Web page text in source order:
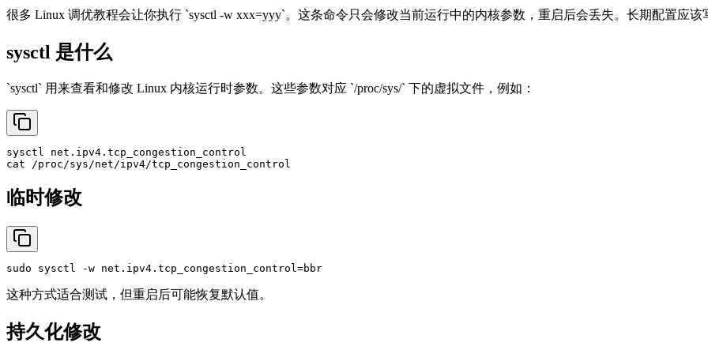
很多 Linux 调优教程会让你执行 `sysctl -w xxx=yyy`。这条命令只会修改当前运行中的内核参数，重启后会丢失。长期配置应该
sysctl 是什么
`sysctl` 用来查看和修改 Linux 内核运行时参数。这些参数对应 `/proc/sys/` 下的虚拟文件，例如：
cat
临时修改
sudo
这种方式适合测试，但重启后可能恢复默认值。
持久化修改